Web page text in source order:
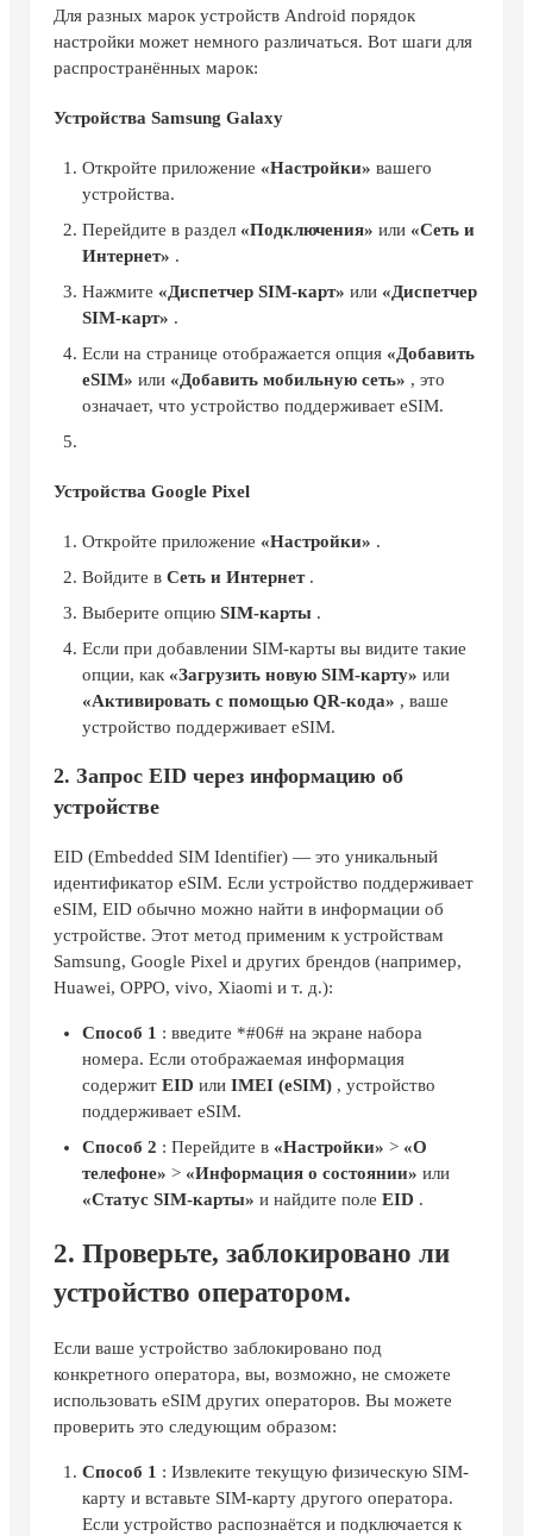
Для разных марок устройств Android порядок
настройки может немного различаться. Вот шаги для
распространённых марок:
Устройства Samsung Galaxy
Откройте приложение «Настройки» вашего
устройства.
Перейдите в раздел «Подключения» или «Сеть и
Интернет» .
Нажмите «Диспетчер SIM-карт» или «Диспетчер
SIM-карт» .
Если на странице отображается опция «Добавить
eSIM» или «Добавить мобильную сеть» , это
означает, что устройство поддерживает eSIM.
Устройства Google Pixel
Откройте приложение «Настройки» .
Войдите в Сеть и Интернет.
Выберите опцию SIM-карты .
Если при добавлении SIM-карты вы видите такие
опции, как «Загрузить новую SIM-карту» или
«Активировать с помощью QR-кода» , ваше
устройство поддерживает eSIM.
2. Запрос EID через информацию об
устройстве
EID (Embedded SIM Identifier) — это уникальный
идентификатор eSIM. Если устройство поддерживает
eSIM, EID обычно можно найти в информации об
устройстве. Этот метод применим к устройствам
Samsung, Google Pixel и других брендов (например,
Huawei, OPPO, vivo, Xiaomi и т. д.):
Способ 1 : введите *#06# на экране набора
номера. Если отображаемая информация
содержит EID или IMEI (eSIM) , устройство
поддерживает eSIM.
Способ 2 : Перейдите в «Настройки» > «О
телефоне» > «Информация о состоянии» или
«Статус SIM-карты» и найдите поле EID .
2. Проверьте, заблокировано ли
устройство оператором.
Если ваше устройство заблокировано под
конкретного оператора, вы, возможно, не сможете
использовать eSIM других операторов. Вы можете
проверить это следующим образом:
Способ 1 : Извлеките текущую физическую SIM-
карту и вставьте SIM-карту другого оператора.
Если устройство распознаётся и подключается к